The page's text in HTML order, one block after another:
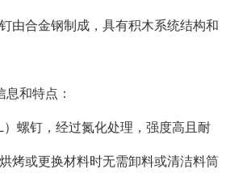
由合金钢制成，具有积木系统结构和
和特点：
螺钉，经过氮化处理，强度高且耐
烤或更换材料时无需卸料或清洁料筒